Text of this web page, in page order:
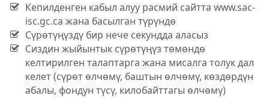
Кепилденген кабыл алуу расмий сайтта www.sac-
isc.gc.ca жана басылган түрүндө
Сүрөтүңүздү бир нече секундда аласыз
Сиздин жыйынтык сүрөтүңүз төмөндө
келтирилген талаптарга жана мисалга толук дал
келет (сүрөт өлчөмү, баштын өлчөмү, көздөрдүн
абалы, фондун түсү, килобайттагы өлчөмү)